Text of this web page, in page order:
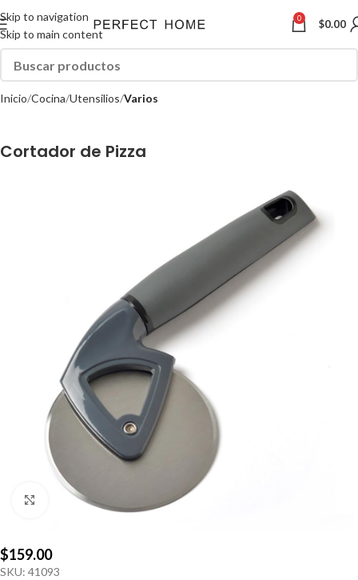
Skip to navigation
Skip to main content
0 $0.00
Inicio Cocina Utensilios Varios
Cortador de Pizza
Click to enlarge
$159.00
SKU: 41093